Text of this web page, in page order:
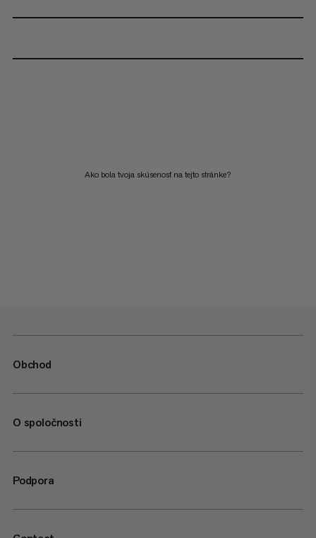
Ako bola tvoja skúsenosť na tejto stránke?
Obchod
O spoločnosti
Podpora